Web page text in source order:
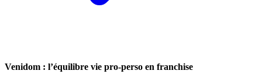
Venidom : l’équilibre vie pro-perso en franchise